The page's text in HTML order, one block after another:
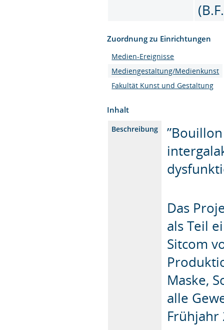
Zuordnung zu Einrichtungen
Medien-Ereignisse
Mediengestaltung/Medienkunst
Fakultät Kunst und Gestaltung
Inhalt
Beschreibung
Das
als Teil
Sitcom
Maske,
alle
Frühjahr